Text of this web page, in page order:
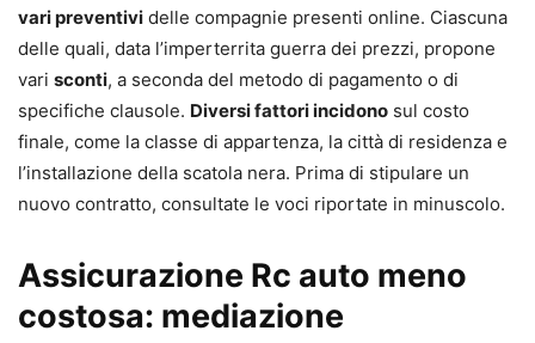
vari preventivi delle compagnie presenti online. Ciascuna
delle quali, data l’imperterrita guerra dei prezzi, propone
vari sconti, a seconda del metodo di pagamento o di
specifiche clausole. Diversi fattori incidono sul costo
finale, come la classe di appartenza, la città di residenza e
l’installazione della scatola nera. Prima di stipulare un
nuovo contratto, consultate le voci riportate in minuscolo.
Assicurazione Rc auto meno
costosa: mediazione